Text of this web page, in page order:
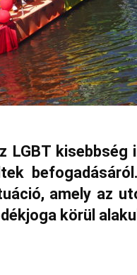
LGBT kisebbség
amely az
körül